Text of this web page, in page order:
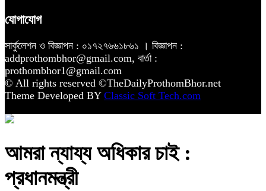
যোগাযোগ
সার্কুলেশন ও বিজ্ঞাপন : ০১৭২৭৬৬১৮৬১ । বিজ্ঞাপন :
addprothombhor@gmail.com, বার্তা :
prothombhor1@gmail.com
© All rights reserved ©TheDailyProthomBhor.net
Theme Developed BY Classic Soft Tech.com
আমরা ন্যায্য অধিকার চাই :
প্রধানমন্ত্রী